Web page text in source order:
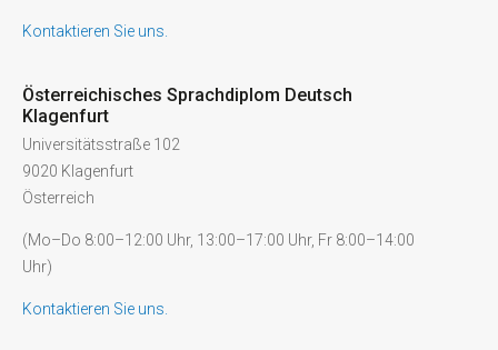
Kontaktieren Sie uns.
Österreichisches Sprachdiplom Deutsch
Klagenfurt
Universitätsstraße 102
9020 Klagenfurt
Österreich
(Mo–Do 8:00–12:00 Uhr, 13:00–17:00 Uhr, Fr 8:00–14:00
Uhr)
Kontaktieren Sie uns.